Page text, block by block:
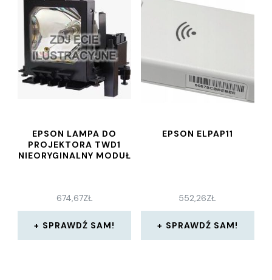
EPSON LAMPA DO
PROJEKTORA TWD1
NIEORYGINALNY MODUŁ
674,67ZŁ
SPRAWDŹ SAM!
EPSON ELPAP11
552,26ZŁ
SPRAWDŹ SAM!